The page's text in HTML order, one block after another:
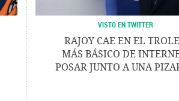
VISTO EN TWITTER
RAJOY CAE EN EL
MÁS BÁSICO DE
POSAR JUNTO A UNA